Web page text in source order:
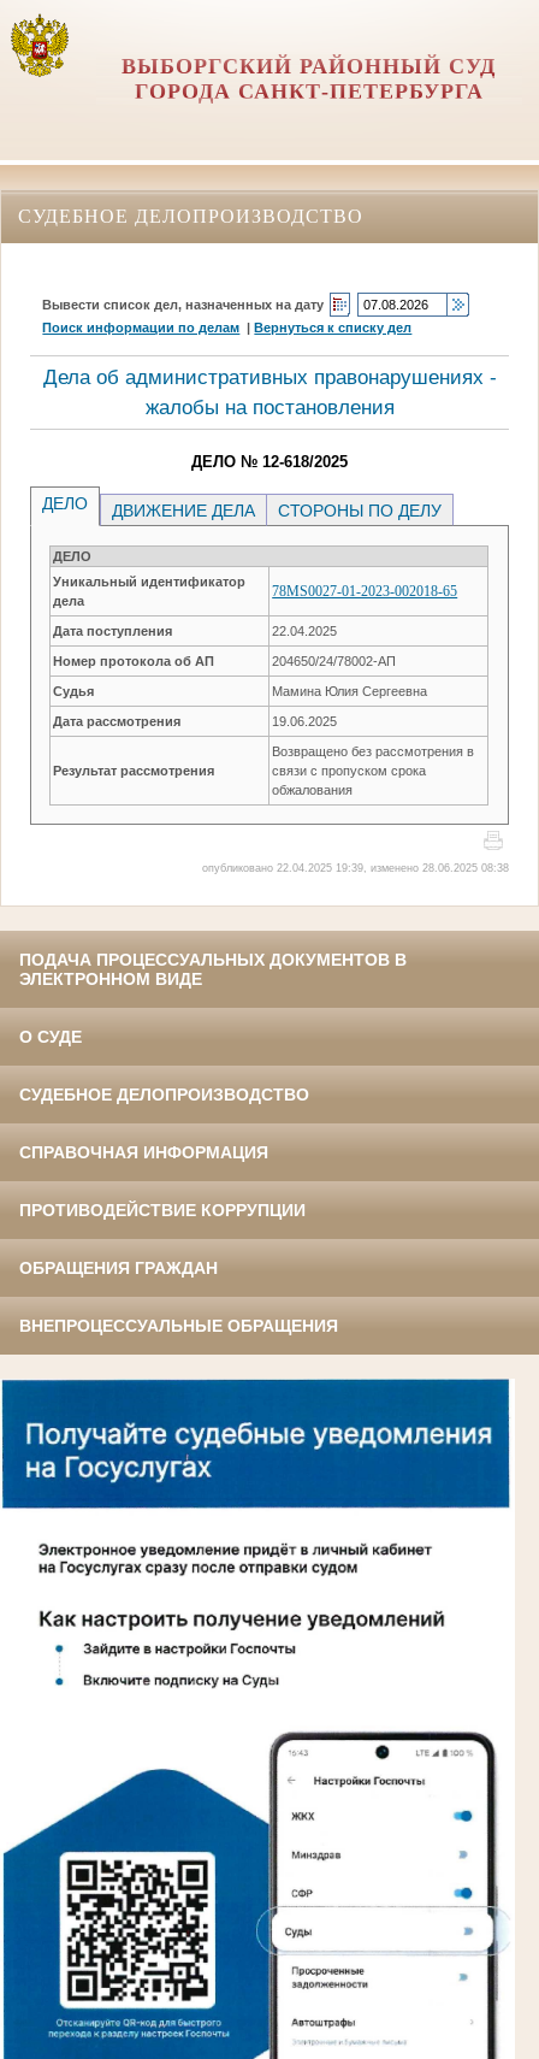
ВЫБОРГСКИЙ РАЙОННЫЙ СУД
ГОРОДА САНКТ-ПЕТЕРБУРГА
СУДЕБНОЕ ДЕЛОПРОИЗВОДСТВО
Вывести список дел, назначенных на дату
Поиск информации по делам |Вернуться к списку дел
Дела об административных правонарушениях -
жалобы на постановления
ДЕЛО № 12-618/2025
ДЕЛО ДВИЖЕНИЕ ДЕЛА СТОРОНЫ ПО ДЕЛУ
ДЕЛО
Уникальный идентификатор
дела
78MS0027-01-2023-002018-65
Дата поступления 22.04.2025
Номер протокола об АП 204650/24/78002-АП
Судья Мамина Юлия Сергеевна
Дата рассмотрения 19.06.2025
Результат рассмотрения
Возвращено без рассмотрения в
связи с пропуском срока
обжалования
опубликовано 22.04.2025 19:39, изменено 28.06.2025 08:38
ПОДАЧА ПРОЦЕССУАЛЬНЫХ ДОКУМЕНТОВ В
ЭЛЕКТРОННОМ ВИДЕ
О СУДЕ
СУДЕБНОЕ ДЕЛОПРОИЗВОДСТВО
СПРАВОЧНАЯ ИНФОРМАЦИЯ
ПРОТИВОДЕЙСТВИЕ КОРРУПЦИИ
ОБРАЩЕНИЯ ГРАЖДАН
ВНЕПРОЦЕССУАЛЬНЫЕ ОБРАЩЕНИЯ